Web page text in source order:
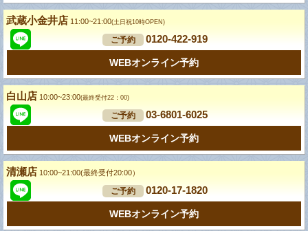
武蔵小金井店 11:00~21:00(土日祝10時OPEN)
ご予約 0120-422-919
WEBオンライン予約
白山店 10:00~23:00(最終受付22：00)
ご予約 03-6801-6025
WEBオンライン予約
清瀬店 10:00~21:00(最終受付20:00）
ご予約 0120-17-1820
WEBオンライン予約